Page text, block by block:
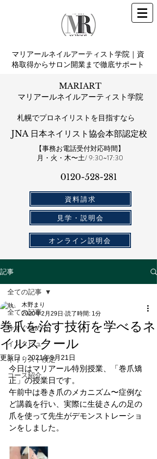
マリアールネイルアーティスト学院｜資
格取得からサロン開業まで徹底サポート
MARIART
マリアールネイルアーティスト学院
札幌​でプロネイリストを目指すなら
JNA 日本ネイリスト協会本部認定校
【事務お電話受付対応時間】
​月・火・木〜土/ 9:30~17:30
0120-528-281​
資料請求
見学・説明会
オンライン説明会
記事
全ての記事
今すぐ始める
インタビュー
ネイリスト検定
コース紹介
全ての記事
巻爪を治す技術を学べるネ
イルスクール
木野まり
2020年2月29日 読了時間: 1分
更新日：2021年9月21日
今日はマリアール特別授業、「巻爪矯
正」の授業日です。
午前中は巻き爪のメカニズム〜症例な
ど講義を行い、実際に生徒さんの足の
爪を使って先生がデモンストレーショ
ンをしました。